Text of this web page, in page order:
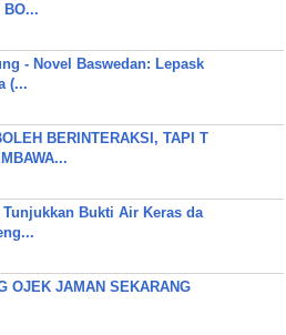
BO...
- Novel Baswedan: Lepask
(...
BERINTERAKSI, TAPI T
Tunjukkan Bukti Air Keras da
OJEK JAMAN SEKARANG